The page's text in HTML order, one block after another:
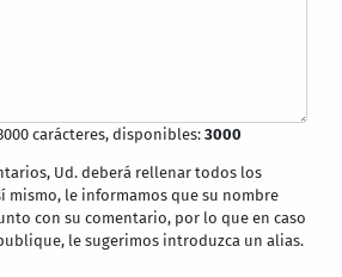
carácteres, disponibles:3000
Ud. deberá rellenar todos los
mismo, le informamos que su nombre
con su comentario, por lo que en caso
le sugerimos introduzca un alias.